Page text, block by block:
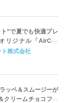
”で夏でも快適プレ
ジナル「AirCon
| ＰＧＭ
株式会社
ッペ＆スムージーが
クリームチョコフラ